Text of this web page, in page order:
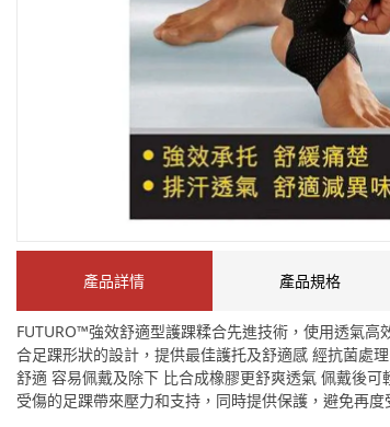
產品詳情 產品規格
FUTURO™強效舒適型護踝糅合先進技術，使用透氣
合足踝形狀的設計，提供最佳護托及舒適感 經抗菌處
舒適 容易佩戴及除下 比合成橡膠更舒爽透氣 佩戴後
受傷的足踝帶來壓力和支持，同時提供保護，避免再度